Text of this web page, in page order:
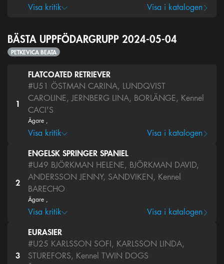
Visa kritik Visa i katalogen
BÄSTA UPPFÖDARGRUPP 2024-05-04
PETKEVICA BEATA
1
FLATCOATED RETRIEVER
#U51 ÖSTMAN CARINA, LUNDQVIST
CAROLINE, JERNBERG LINA, BORLÄNGE, Kennel
CACI'S
Ägare ,
Visa kritik Visa i katalogen
2
ENGELSK SPRINGER SPANIEL
#U49 BJÖRKMAN HELENE, BJÖRKMAN DAVID,
ANDERSSON JENNY, SANDVIKEN, Kennel
BARECHO
Ägare ,
Visa kritik Visa i katalogen
3
EURASIER
#U25 KARLSSON SOFI, KARLSSON LINDA,
STUREFORS, Kennel TWIN DOGS